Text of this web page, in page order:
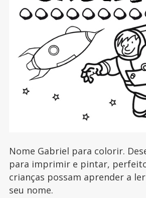
Nome Gabriel para colorir.
para imprimir e pintar,
crianças possam aprender a
seu nome.